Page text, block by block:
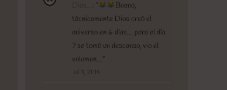
Dios… : “
Bueno,
técnicamente Dios creó el
universo en 6 días… pero el día
7 se tomó un descanso, vio el
volumen…”
Jul 3, 21:14